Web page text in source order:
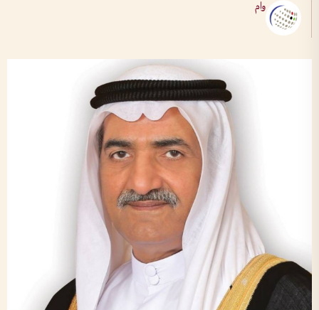
وام